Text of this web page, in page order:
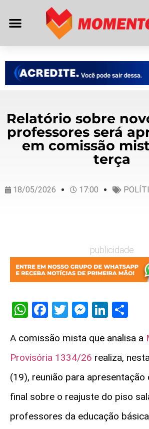
Relatório sobre
professores será
em comissão
terça
18/05/2026 17:00
publicidade
WhatsApp
Facebook
Twitter
A comissão mista que analisa a
Provisória 1334/26 realiza,
(19), reunião para apresentação
final sobre o reajuste do piso
professores da educação